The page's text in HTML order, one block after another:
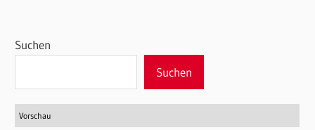
Suchen
Suchen
Vorschau